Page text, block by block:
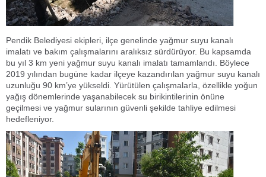
Pendik Belediyesi ekipleri, ilçe genelinde yağmur suyu kanalı
imalatı ve bakım çalışmalarını aralıksız sürdürüyor. Bu kapsamda
bu yıl 3 km yeni yağmur suyu kanalı imalatı tamamlandı. Böylece
2019 yılından bugüne kadar ilçeye kazandırılan yağmur suyu kanalı
uzunluğu 90 km’ye yükseldi. Yürütülen çalışmalarla, özellikle yoğun
yağış dönemlerinde yaşanabilecek su birikintilerinin önüne
geçilmesi ve yağmur sularının güvenli şekilde tahliye edilmesi
hedefleniyor.